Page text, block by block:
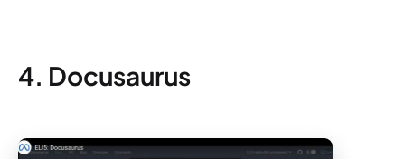
4. Docusaurus